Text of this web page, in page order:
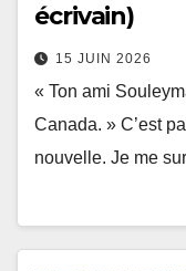
écrivain)
15 JUIN 2026
« Ton ami
Canada. » C’est
nouvelle. Je me